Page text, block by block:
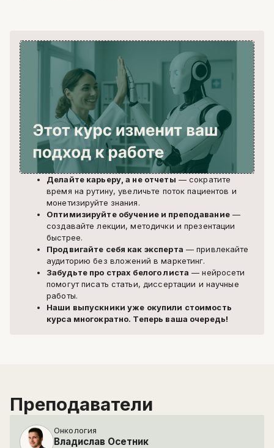
Делайте карьеру, а не отчеты — сократите
время на рутину, увеличьте поток пациентов и
монетизируйте знания.
Оптимизируйте обучение и преподавание—
создавайте лекции, методички и презентации
быстрее.
Продвигайте себя как эксперта — привлекайте
аудиторию без вложений в маркетинг.
Забудьте про страх белого листа — нейросети
помогут писать статьи, диссертации и научные
работы.
Наши выпускники уже окупили стоимость
курса многократно. Теперь ваша очередь!
Преподаватели
Онкология
Владислав Осетник